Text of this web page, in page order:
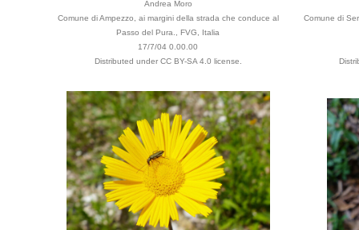
Andrea Moro
Comune di Ampezzo, ai margini della strada che conduce al
Passo del Pura., FVG, Italia
17/7/04 0.00.00
Distributed under CC BY-SA 4.0 license.
Comune di